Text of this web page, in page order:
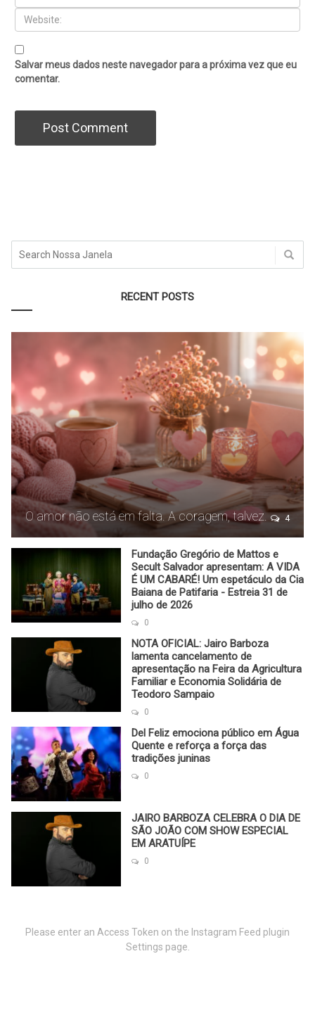
Salvar meus dados neste navegador para a próxima vez que eu
comentar.
RECENT POSTS
O amor não está em falta. A coragem, talvez. 4
Fundação Gregório de Mattos e
Secult Salvador apresentam: A VIDA
É UM CABARÉ! Um espetáculo da Cia
Baiana de Patifaria - Estreia 31 de
julho de 2026
0
NOTA OFICIAL: Jairo Barboza
lamenta cancelamento de
apresentação na Feira da Agricultura
Familiar e Economia Solidária de
Teodoro Sampaio
0
Del Feliz emociona público em Água
Quente e reforça a força das
tradições juninas
0
JAIRO BARBOZA CELEBRA O DIA DE
SÃO JOÃO COM SHOW ESPECIAL
EM ARATUÍPE
0
Please enter an Access Token on the Instagram Feed plugin
Settings page.